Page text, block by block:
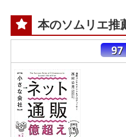
本のソムリエ推